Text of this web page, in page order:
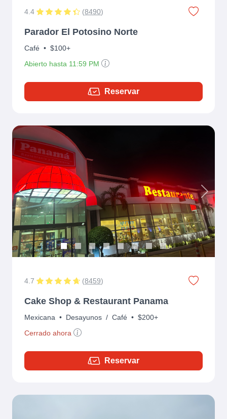
4.4 (8490)
Parador El Potosino Norte
Café • $100+
Abierto hasta 11:59 PM
Reservar
Previous Next
4.7 (8459)
Cake Shop & Restaurant Panama
Mexicana • Desayunos / Café • $200+
Cerrado ahora
Reservar